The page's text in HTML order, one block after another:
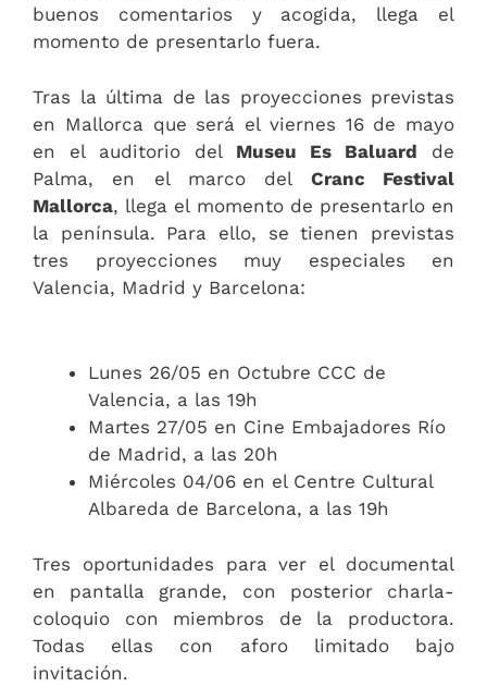
buenos comentarios y acogida, llega el
momento de presentarlo fuera.
Tras la última de las proyecciones previstas
en Mallorca que será el viernes 16 de mayo
en el auditorio del Museu Es Baluard de
Palma, en el marco del Cranc Festival
Mallorca, llega el momento de presentarlo en
la península. Para ello, se tienen previstas
tres proyecciones muy especiales en
Valencia, Madrid y Barcelona:
Lunes 26/05 en Octubre CCC de
Valencia, a las 19h
Martes 27/05 en Cine Embajadores Río
de Madrid, a las 20h
Miércoles 04/06 en el Centre Cultural
Albareda de Barcelona, a las 19h
Tres oportunidades para ver el documental
en pantalla grande, con posterior charla-
coloquio con miembros de la productora.
Todas ellas con aforo limitado bajo
invitación.